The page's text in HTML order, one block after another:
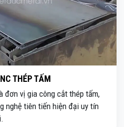
THÉP TẤM
đơn vị gia công cắt thép tấm,
nghệ tiên tiến hiện đại uy tín